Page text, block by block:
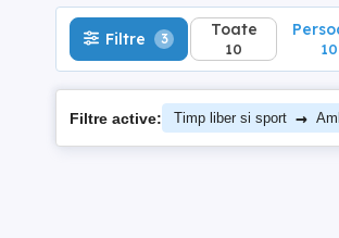
Filtre 3 Toate
10 10
Filtre active: Timp liber si sport →